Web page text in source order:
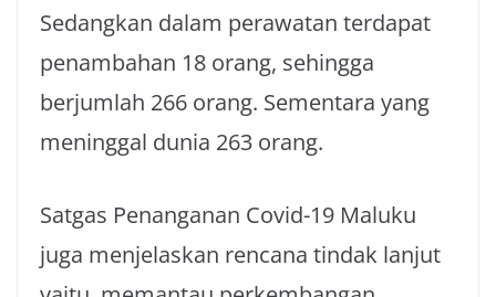
Sedangkan dalam perawatan terdapat
penambahan 18 orang, sehingga
berjumlah 266 orang. Sementara yang
meninggal dunia 263 orang.
Satgas Penanganan Covid-19 Maluku
juga menjelaskan rencana tindak lanjut